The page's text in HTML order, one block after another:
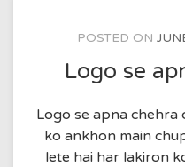
POSTED ON
Logo se
Logo se apna chehra
ko ankhon main
lete hai har lakiron